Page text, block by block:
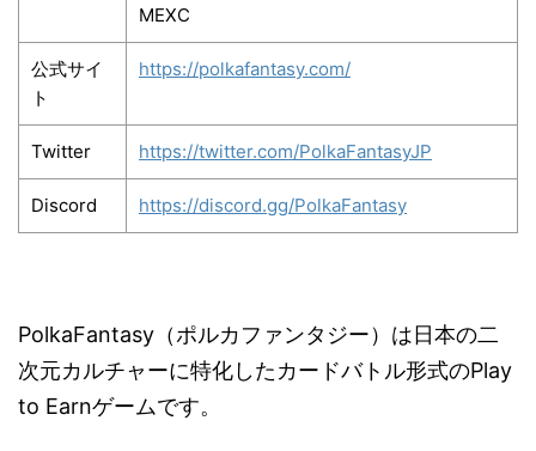
MEXC
公式サイ
ト
https://polkafantasy.com/
Twitter https://twitter.com/PolkaFantasyJP
Discord https://discord.gg/PolkaFantasy
PolkaFantasy（ポルカファンタジー）は日本の二
次元カルチャーに特化したカードバトル形式のPlay
to Earnゲームです。